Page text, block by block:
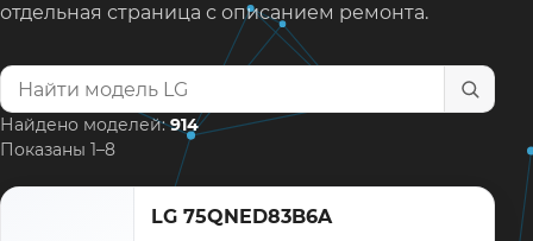
отдельная страница с описанием ремонта.
Найти модель телевизора
Найдено моделей:914
Показаны 1–8
LG 75QNED83B6A